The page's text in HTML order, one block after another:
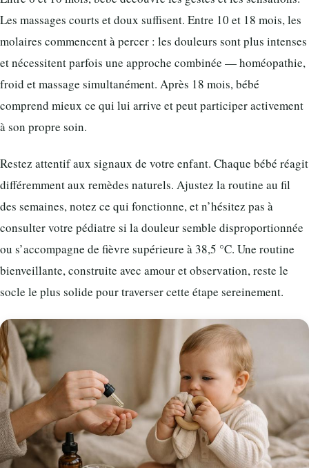
Les massages courts et doux suffisent. Entre 10 et 18 mois, les
molaires commencent à percer : les douleurs sont plus intenses
et nécessitent parfois une approche combinée — homéopathie,
froid et massage simultanément. Après 18 mois, bébé
comprend mieux ce qui lui arrive et peut participer activement
à son propre soin.
Restez attentif aux signaux de votre enfant. Chaque bébé réagit
différemment aux remèdes naturels. Ajustez la routine au fil
des semaines, notez ce qui fonctionne, et n’hésitez pas à
consulter votre pédiatre si la douleur semble disproportionnée
ou s’accompagne de fièvre supérieure à 38,5 °C. Une routine
bienveillante, construite avec amour et observation, reste le
socle le plus solide pour traverser cette étape sereinement.